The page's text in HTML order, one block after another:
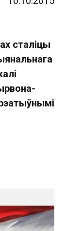
сталіцы